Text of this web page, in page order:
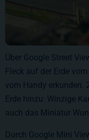
Über Google Street
Fleck auf der Erde
vom Handy erkunden.
Erde hinzu: Winzige
auch das Miniatur
Durch Google Mini